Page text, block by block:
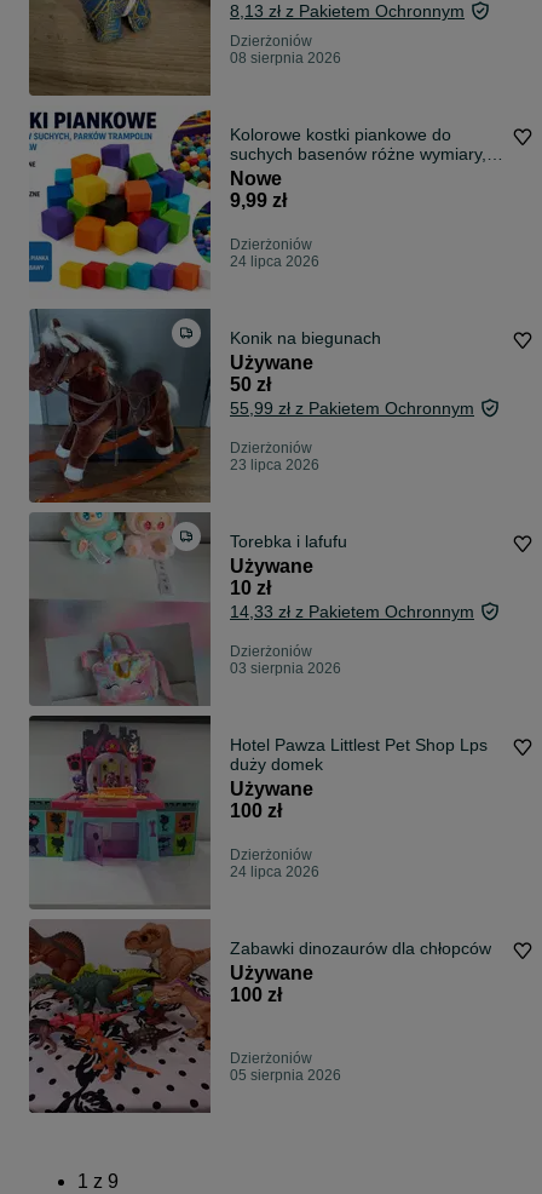
8,13 zł z Pakietem Ochronnym
Dzierżoniów
08 sierpnia 2026
Kolorowe kostki piankowe do
suchych basenów różne wymiary,
pianka pur kostki do basenów,
kostki piankowe
Nowe
9,99 zł
Dzierżoniów
24 lipca 2026
Konik na biegunach
Używane
50 zł
55,99 zł z Pakietem Ochronnym
Dzierżoniów
23 lipca 2026
Torebka i lafufu
Używane
10 zł
14,33 zł z Pakietem Ochronnym
Dzierżoniów
03 sierpnia 2026
Hotel Pawza Littlest Pet Shop Lps
duży domek
Używane
100 zł
Dzierżoniów
24 lipca 2026
Zabawki dinozaurów dla chłopców
Używane
100 zł
Dzierżoniów
05 sierpnia 2026
1 z 9